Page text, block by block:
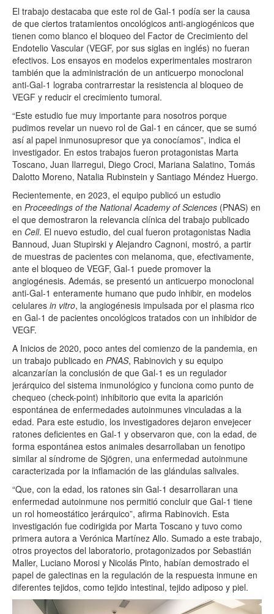
El trabajo destacaba que este rol de Gal-1 podía ser la causa
de que ciertos tratamientos oncológicos anti-angiogénicos que
tienen como blanco el bloqueo del Factor de Crecimiento del
Endotelio Vascular (VEGF, por sus siglas en inglés) no fueran
efectivos. Los ensayos en modelos experimentales mostraron
también que la administración de un anticuerpo monoclonal
anti-Gal-1 lograba contrarrestar la resistencia al bloqueo de
VEGF y reducir el crecimiento tumoral.
“Este estudio fue muy importante para nosotros porque
pudimos revelar un nuevo rol de Gal-1 en cáncer, que se sumó
así al papel inmunosupresor que ya conocíamos”, indica el
investigador. En estos trabajos fueron protagonistas Marta
Toscano, Juan Ilarregui, Diego Croci, Mariana Salatino, Tomás
Dalotto Moreno, Natalia Rubinstein y Santiago Méndez Huergo.
Recientemente, en 2023, el equipo publicó un estudio
en Proceedings of the National Academy of Sciences (PNAS) en
el que demostraron la relevancia clínica del trabajo publicado
en Cell. El nuevo estudio, del cual fueron protagonistas Nadia
Bannoud, Juan Stupirski y Alejandro Cagnoni, mostró, a partir
de muestras de pacientes con melanoma, que, efectivamente,
ante el bloqueo de VEGF, Gal-1 puede promover la
angiogénesis. Además, se presentó un anticuerpo monoclonal
anti-Gal-1 enteramente humano que pudo inhibir, en modelos
celulares in vitro, la angiogénesis impulsada por el plasma rico
en Gal-1 de pacientes oncológicos tratados con un inhibidor de
VEGF.
A Inicios de 2020, poco antes del comienzo de la pandemia, en
un trabajo publicado en PNAS, Rabinovich y su equipo
alcanzarían la conclusión de que Gal-1 es un regulador
jerárquico del sistema inmunológico y funciona como punto de
chequeo (check-point) inhibitorio que evita la aparición
espontánea de enfermedades autoinmunes vinculadas a la
edad. Para este estudio, los investigadores dejaron envejecer
ratones deficientes en Gal-1 y observaron que, con la edad, de
forma espontánea estos animales desarrollaban un fenotipo
similar al síndrome de Sjögren, una enfermedad autoinmune
caracterizada por la inflamación de las glándulas salivales.
“Que, con la edad, los ratones sin Gal-1 desarrollaran una
enfermedad autoinmune nos permitió concluir que Gal-1 tiene
un rol homeostático jerárquico”, afirma Rabinovich. Esta
investigación fue codirigida por Marta Toscano y tuvo como
primera autora a Verónica Martínez Allo. Sumado a este trabajo,
otros proyectos del laboratorio, protagonizados por Sebastián
Maller, Luciano Morosi y Nicolás Pinto, habían demostrado el
papel de galectinas en la regulación de la respuesta inmune en
diferentes tejidos, como tejido intestinal, tejido adiposo y piel.